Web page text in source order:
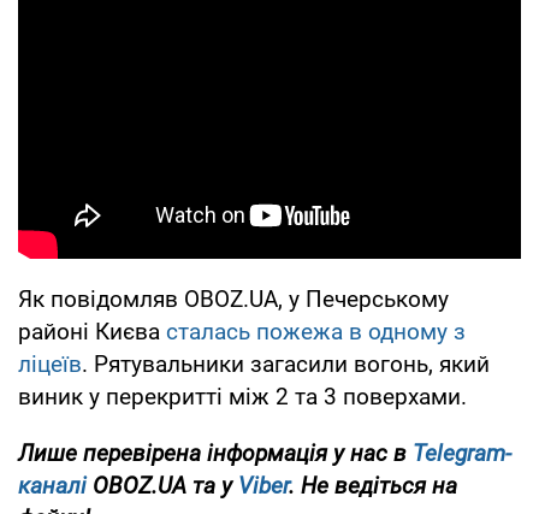
Як повідомляв OBOZ.UA, у Печерському
районі Києва сталась пожежа в одному з
ліцеїв. Рятувальники загасили вогонь, який
виник у перекритті між 2 та 3 поверхами.
Лише перевірена інформація у нас в Telegram-
каналіOBOZ.UA та уViber. Не ведіться на